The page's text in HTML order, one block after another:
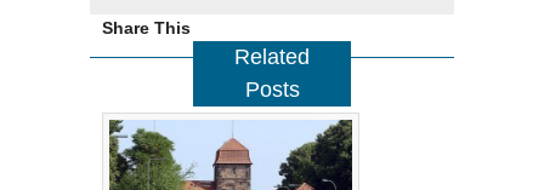
Share This
Related
Posts